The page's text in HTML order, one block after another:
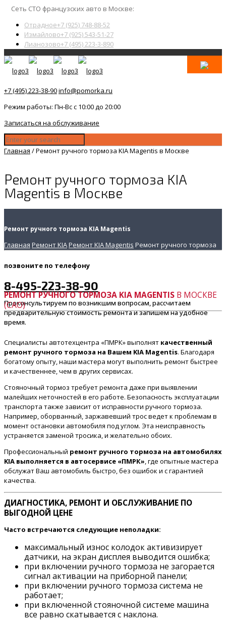
Сеть СТО французских авто в Москве:
Отрадное+7 (925) 748-88-52
Измайлово+7 (925) 543-51-27
Лианозово+7 (495) 223-3-890
+7 (495) 223-38-90info@pomorka.ru
Режим работы: Пн-Вс с 10:00 до 20:00
Записаться на обслуживание
Главная /Ремонт ручного тормоза KIA Magentis в Москве
Ремонт ручного тормоза KIA
Magentis в Москве
Ремонт ручного тормоза KIA Magentis
Главная Ремонт KIAРемонт KIA Magentis Ремонт ручного тормоза
позвоните по телефону
8-495-223-38-90
Проконсультируем по возникшим вопросам, рассчитаем
предварительную стоимость ремонта и запишем на удобное
время.
РЕМОНТ РУЧНОГО ТОРМОЗА KIA MAGENTIS В МОСКВЕ
(САО)
Специалисты автотехцентра «ПМРК» выполнят качественный
ремонт ручного тормоза на Вашем KIA Magentis. Благодаря
богатому опыту, наши мастера могут выполнить ремонт быстрее
и качественнее, чем в других сервисах.
Стояночный тормоз требует ремонта даже при выявлении
малейших неточностей в его работе. Безопасность эксплуатации
транспорта также зависит от исправности ручного тормоза.
Например, оборванный, заржавевший трос ведет к проблемам в
момент остановки автомобиля под углом. Эта неисправность
устраняется заменой тросика, и желательно обоих.
Профессиональный ремонт ручного тормоза на автомобилях
KIA выполняется в автосервисе «ПМРК», где опытные мастера
обслужат Ваш автомобиль быстро, без ошибок и с гарантией
качества.
ДИАГНОСТИКА, РЕМОНТ И ОБСЛУЖИВАНИЕ ПО
ВЫГОДНОЙ ЦЕНЕ
Часто встречаются следующие неполадки:
максимальный износ колодок активизирует
датчики, на экран дисплея выводится ошибка;
при включении ручного тормоза не загорается
сигнал активации на приборной панели;
при включении ручного тормоза система не
работает;
при включенной стояночной системе машина
все равно скатывается с наклона.